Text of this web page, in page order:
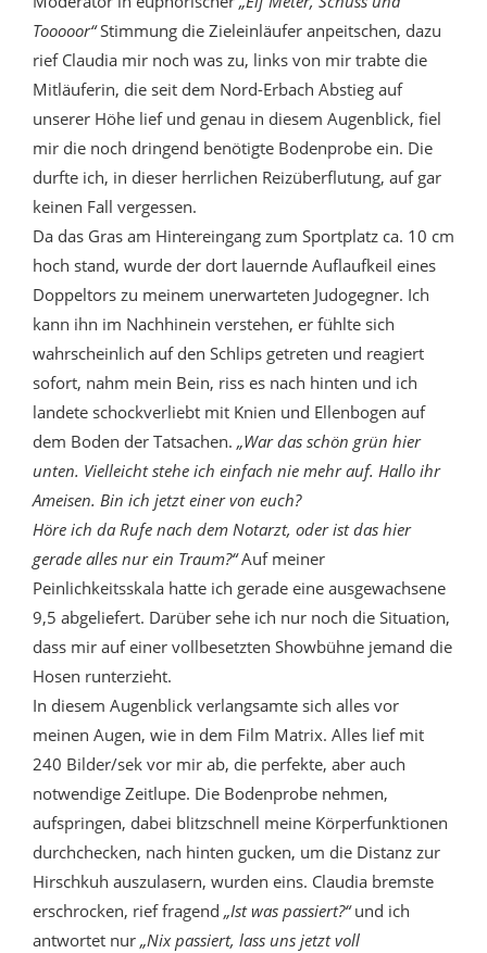
Tooooor“Stimmung die Zieleinläufer anpeitschen, dazu
rief Claudia mir noch was zu, links von mir trabte die
Mitläuferin, die seit dem Nord-Erbach Abstieg auf
unserer Höhe lief und genau in diesem Augenblick, fiel
mir die noch dringend benötigte Bodenprobe ein. Die
durfte ich, in dieser herrlichen Reizüberflutung, auf gar
keinen Fall vergessen.
Da das Gras am Hintereingang zum Sportplatz ca. 10 cm
hoch stand, wurde der dort lauernde Auflaufkeil eines
Doppeltors zu meinem unerwarteten Judogegner. Ich
kann ihn im Nachhinein verstehen, er fühlte sich
wahrscheinlich auf den Schlips getreten und reagiert
sofort, nahm mein Bein, riss es nach hinten und ich
landete schockverliebt mit Knien und Ellenbogen auf
dem Boden der Tatsachen. „War das schön grün hier
unten. Vielleicht stehe ich einfach nie mehr auf. Hallo ihr
Ameisen. Bin ich jetzt einer von euch?
Höre ich da Rufe nach dem Notarzt, oder ist das hier
gerade alles nur ein Traum?“Auf meiner
Peinlichkeitsskala hatte ich gerade eine ausgewachsene
9,5 abgeliefert. Darüber sehe ich nur noch die Situation,
dass mir auf einer vollbesetzten Showbühne jemand die
Hosen runterzieht.
In diesem Augenblick verlangsamte sich alles vor
meinen Augen, wie in dem Film Matrix. Alles lief mit
240 Bilder/sek vor mir ab, die perfekte, aber auch
notwendige Zeitlupe. Die Bodenprobe nehmen,
aufspringen, dabei blitzschnell meine Körperfunktionen
durchchecken, nach hinten gucken, um die Distanz zur
Hirschkuh auszulasern, wurden eins. Claudia bremste
erschrocken, rief fragend „Ist was passiert?“und ich
antwortet nur „Nix passiert, lass uns jetzt voll